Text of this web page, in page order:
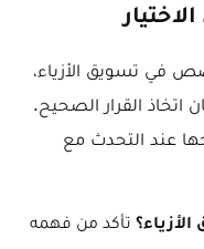
في تسويق الأزياء،
القرار الصحيح.
عند التحدث مع
تأكد من فهمه